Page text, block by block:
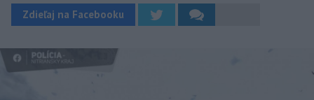
Zdieľaj na Facebooku